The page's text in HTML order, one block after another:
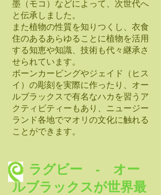
墨（モコ）などによって、次世代へ
と伝承しました。
また植物の性質を知りつくし、衣食
住のあるあらゆることに植物を活用
する知恵や知識、技術も代々継承さ
せられています。
ボーンカービングやジェイド（ヒス
イ）の彫刻を実際に作ったり、オー
ルブラックスで有名なハカを習うア
クティビティーもあり、ニュージー
ランド各地でマオリの文化に触れる
ことができます。
ラグビー - オー
ルブラックスが世界最